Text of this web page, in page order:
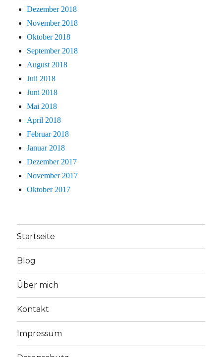
Dezember 2018
November 2018
Oktober 2018
September 2018
August 2018
Juli 2018
Juni 2018
Mai 2018
April 2018
Februar 2018
Januar 2018
Dezember 2017
November 2017
Oktober 2017
Startseite
Blog
Über mich
Kontakt
Impressum